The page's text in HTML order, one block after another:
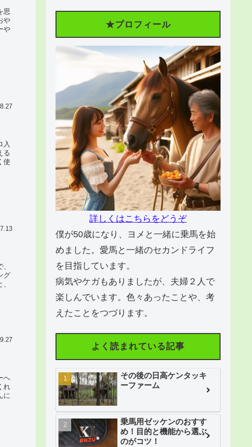
思
や
や
入
る
使
グ
へ
れ
に
★プロフィール
詳しくはこちらをどうぞ
僕が50歳になり、ヨメと一緒に乗馬を始
めました。愛馬と一緒のセカンドライフ
を目指しています。
病気やケガもありましたが、夫婦２人で
楽しんでいます。色々あったことや、考
えたことをつづります。
よく読まれている記事
その後の日高ケンタッキ
ーファーム
乗馬用ゼッケンのおすす
め！目的と機能から選ぶ
のがコツ！